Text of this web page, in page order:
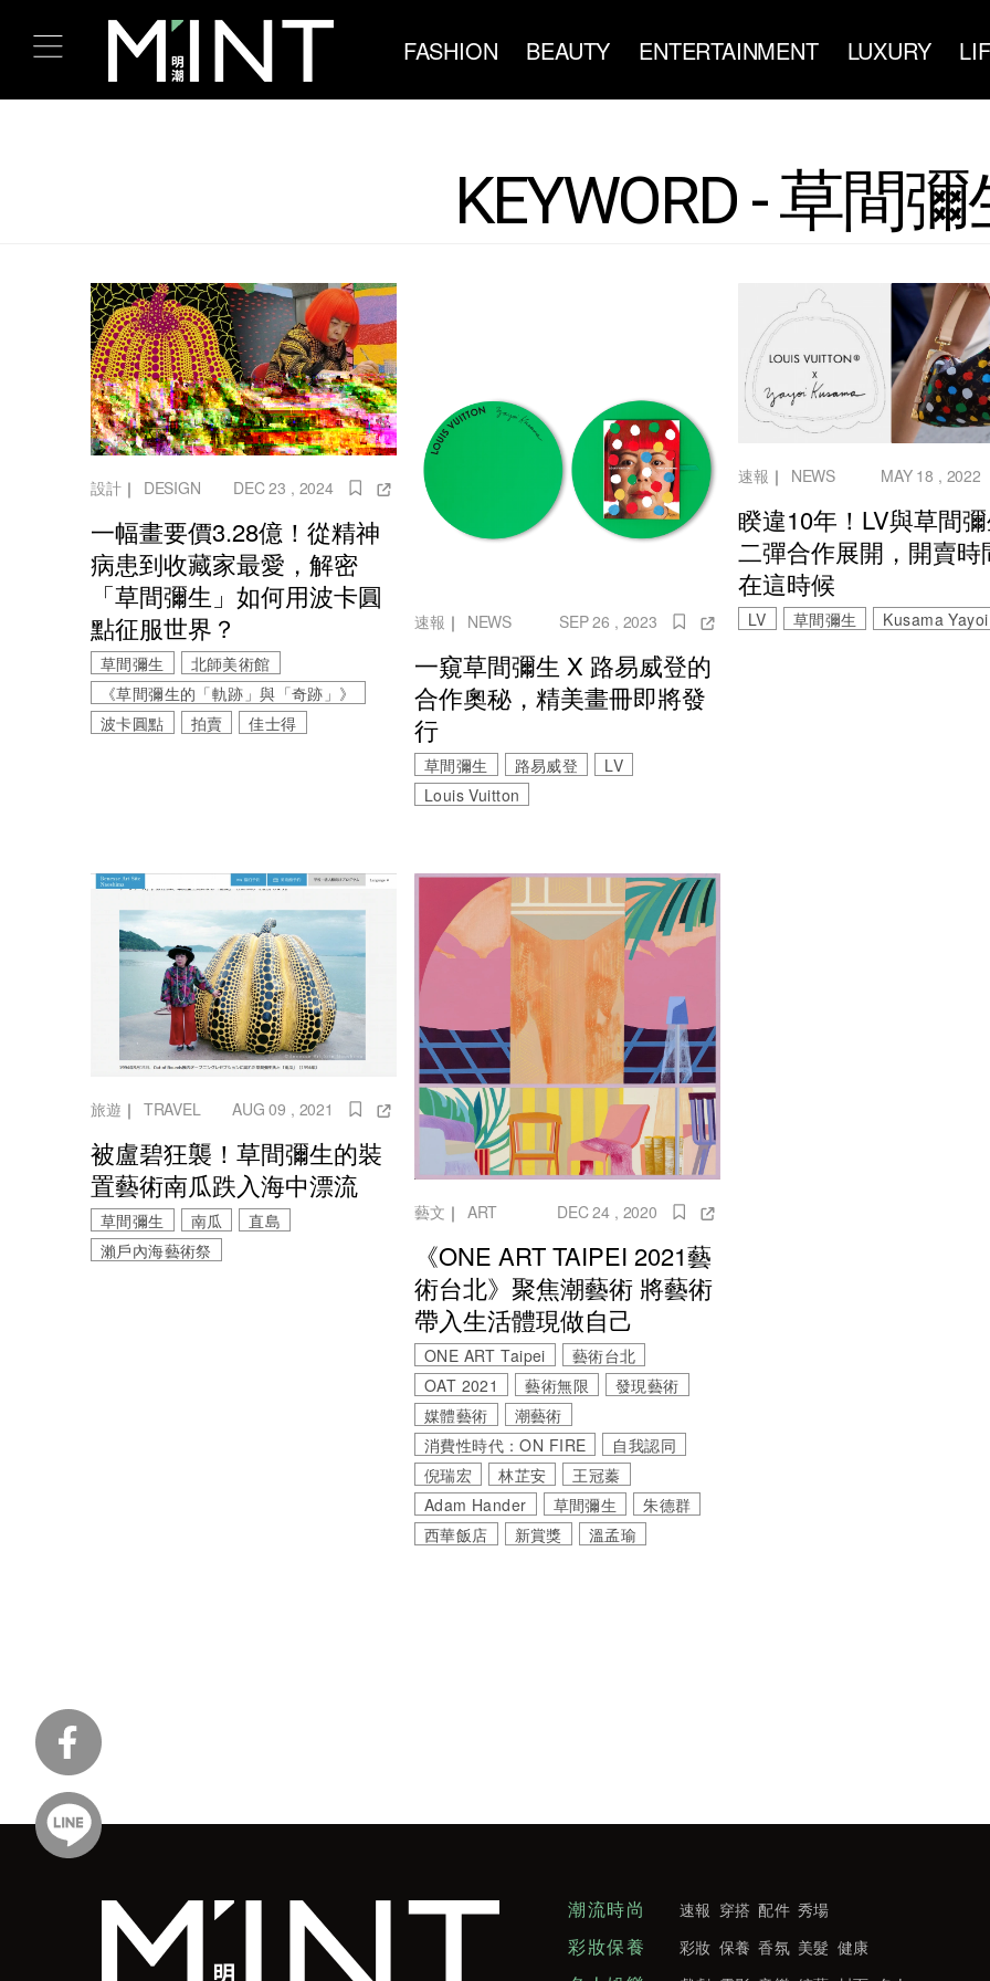
FASHION BEAUTY ENTERTAINMENT LUXURY
KEYWORD - 草間
設計｜ DESIGN DEC 23 , 2024
一幅畫要價3.28億！從精神
病患到收藏家最愛，解密
「草間彌生」如何用波卡圓
點征服世界？
草間彌生
北師美術館
《草間彌生的「軌跡」與「奇跡」》
波卡圓點
拍賣 佳士得
速報 ｜ NEWS SEP 26 , 2023
一窺草間彌生 X 路易威登的
合作奧秘，精美畫冊即將發
行
草間彌生 路易威登
LV
Louis Vuitton
速報 ｜ NEWS MAY 18 , 2022
睽違10年！LV與草間
二彈合作展開，開賣時
在這時候
LV 草間彌生 Kusama Yayoi
旅遊 ｜ TRAVEL AUG 09 , 2021
被盧碧狂襲！草間彌生的裝
置藝術南瓜跌入海中漂流
草間彌生 南瓜
直島
瀨戶內海藝術祭
藝文 ｜ ART DEC 24 , 2020
《ONE ART TAIPEI 2021藝
術台北》聚焦潮藝術 將藝術
帶入生活體現做自己
ONE ART Taipei
藝術台北
OAT 2021
藝術無限
發現藝術
媒體藝術
潮藝術
消費性時代：ON FIRE
自我認同
倪瑞宏
林芷安
王冠蓁
Adam Hander
草間彌生
朱德群
西華飯店
新賞獎 溫孟瑜
潮流時尚 速報 穿搭 配件 秀場
彩妝保養 彩妝 保養 香氛 美髮 健康